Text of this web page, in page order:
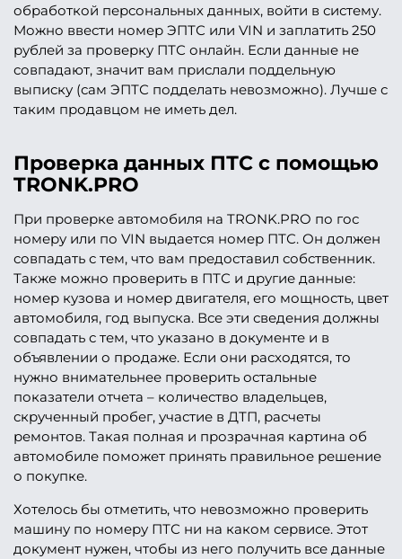
обработкой персональных данных, войти в систему.
Можно ввести номер ЭПТС или VIN и заплатить 250
рублей за проверку ПТС онлайн. Если данные не
совпадают, значит вам прислали поддельную
выписку (сам ЭПТС подделать невозможно). Лучше с
таким продавцом не иметь дел.
Проверка данных ПТС с помощью
TRONK.PRO
При проверке автомобиля на TRONK.PRO по гос
номеру или по VIN выдается номер ПТС. Он должен
совпадать с тем, что вам предоставил собственник.
Также можно проверить в ПТС и другие данные:
номер кузова и номер двигателя, его мощность, цвет
автомобиля, год выпуска. Все эти сведения должны
совпадать с тем, что указано в документе и в
объявлении о продаже. Если они расходятся, то
нужно внимательнее проверить остальные
показатели отчета – количество владельцев,
скрученный пробег, участие в ДТП, расчеты
ремонтов. Такая полная и прозрачная картина об
автомобиле поможет принять правильное решение
о покупке.
Хотелось бы отметить, что невозможно проверить
машину по номеру ПТС ни на каком сервисе. Этот
документ нужен, чтобы из него получить все данные